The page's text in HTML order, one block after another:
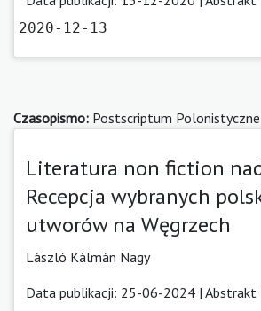
2020-12-13
Czasopismo: Postscriptum Polonistyczne
Literatura non fiction
Recepcja wybranych
utworów na Węgrzech
László Kálmán Nagy
Data publikacji: 25-06-2024 | Abstrakt